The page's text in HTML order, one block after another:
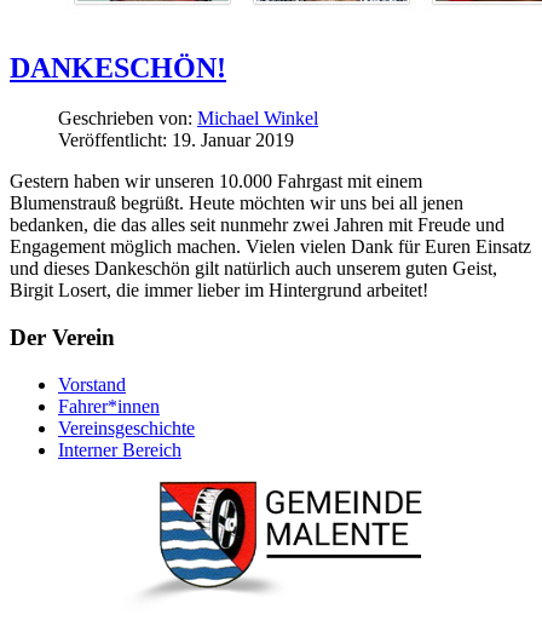
DANKESCHÖN!
Geschrieben von: Michael Winkel
Veröffentlicht: 19. Januar 2019
Gestern haben wir unseren 10.000 Fahrgast mit einem
Blumenstrauß begrüßt. Heute möchten wir uns bei all jenen
bedanken, die das alles seit nunmehr zwei Jahren mit Freude und
Engagement möglich machen. Vielen vielen Dank für Euren Einsatz
und dieses Dankeschön gilt natürlich auch unserem guten Geist,
Birgit Losert, die immer lieber im Hintergrund arbeitet!
Der Verein
Vorstand
Fahrer*innen
Vereinsgeschichte
Interner Bereich